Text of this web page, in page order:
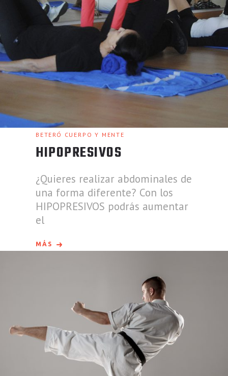
BETERÓ CUERPO Y MENTE
HIPOPRESIVOS
¿Quieres realizar abdominales de
una forma diferente? Con los
HIPOPRESIVOS podrás aumentar
el
MÁS